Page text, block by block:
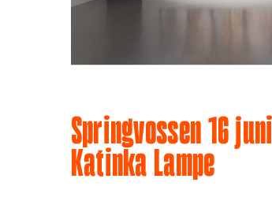
Springvossen 16 juni |
Katinka Lampe